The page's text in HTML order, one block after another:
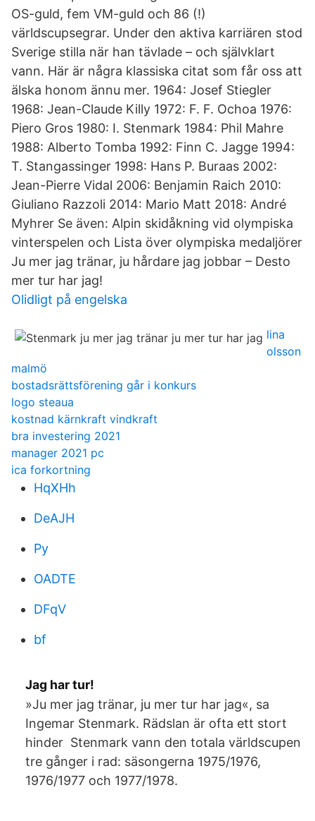
OS-guld, fem VM-guld och 86 (!)
världscupsegrar. Under den aktiva karriären stod
Sverige stilla när han tävlade – och självklart
vann. Här är några klassiska citat som får oss att
älska honom ännu mer. 1964: Josef Stiegler
1968: Jean-Claude Killy 1972: F. F. Ochoa 1976:
Piero Gros 1980: I. Stenmark 1984: Phil Mahre
1988: Alberto Tomba 1992: Finn C. Jagge 1994:
T. Stangassinger 1998: Hans P. Buraas 2002:
Jean-Pierre Vidal 2006: Benjamin Raich 2010:
Giuliano Razzoli 2014: Mario Matt 2018: André
Myhrer Se även: Alpin skidåkning vid olympiska
vinterspelen och Lista över olympiska medaljörer
Ju mer jag tränar, ju hårdare jag jobbar – Desto
mer tur har jag!
Olidligt på engelska
lina
olsson
malmö
bostadsrättsförening går i konkurs
logo steaua
kostnad kärnkraft vindkraft
bra investering 2021
manager 2021 pc
ica forkortning
HqXHh
DeAJH
Py
OADTE
DFqV
bf
Jag har tur!
»Ju mer jag tränar, ju mer tur har jag«, sa
Ingemar Stenmark. Rädslan är ofta ett stort
hinder Stenmark vann den totala världscupen
tre gånger i rad: säsongerna 1975/1976,
1976/1977 och 1977/1978.